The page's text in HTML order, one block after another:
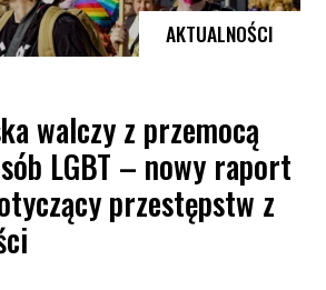
AKTUALNOŚCI
walczy z przemocą
LGBT – nowy raport
przestępstw z